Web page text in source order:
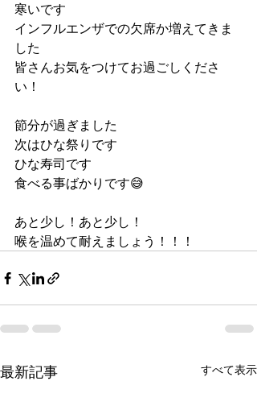
寒いです
インフルエンザでの欠席か増えてきま
した
皆さんお気をつけてお過ごしくださ
い！
節分が過ぎました
次はひな祭りです
ひな寿司です
食べる事ばかりです😅
あと少し！あと少し！
喉を温めて耐えましょう！！！
最新記事 すべて表示